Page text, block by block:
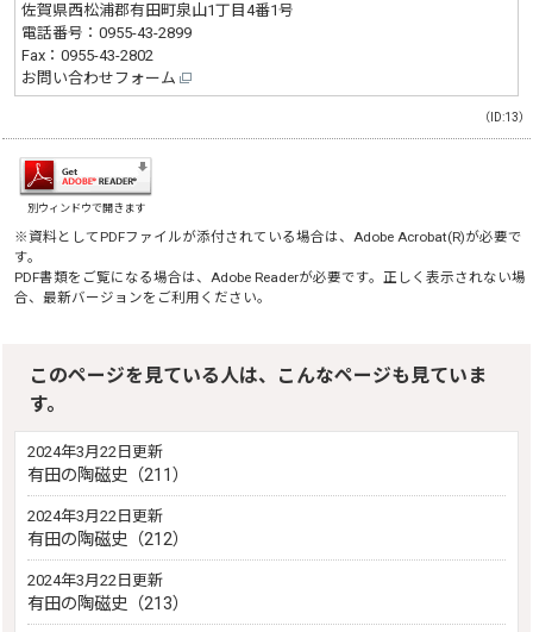
佐賀県西松浦郡有田町泉山1丁目4番1号
電話番号：0955-43-2899
Fax：0955-43-2802
お問い合わせフォーム
（ID:13）
別ウィンドウで開きます
※資料としてPDFファイルが添付されている場合は、Adobe Acrobat(R)が必要で
す。
PDF書類をご覧になる場合は、Adobe Readerが必要です。正しく表示されない場
合、最新バージョンをご利用ください。
このページを見ている人は、こんなページも見ていま
す。
2024年3月22日更新
有田の陶磁史（211）
2024年3月22日更新
有田の陶磁史（212）
2024年3月22日更新
有田の陶磁史（213）